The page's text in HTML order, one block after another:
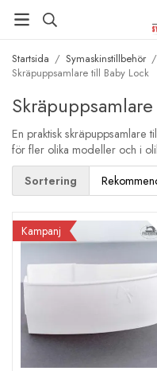
Startsida / Symaskinstillbehör /
Skräpuppsamlare till Baby Lock
En praktisk skräpuppsamlare
för fler olika modeller och i
Sortering
Kampanj